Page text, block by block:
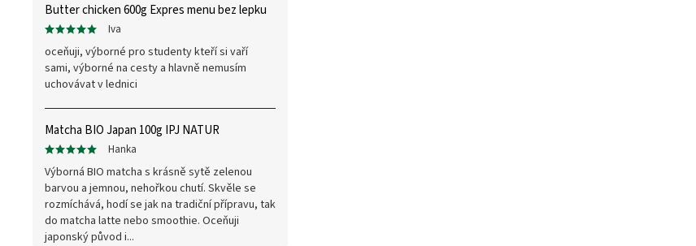
Butter chicken 600g Expres menu bez lepku
Iva
oceňuji, výborné pro studenty kteří si vaří
sami, výborné na cesty a hlavně nemusím
uchovávat v lednici
Matcha BIO Japan 100g IPJ NATUR
Hanka
Výborná BIO matcha s krásně sytě zelenou
barvou a jemnou, nehořkou chutí. Skvěle se
rozmíchává, hodí se jak na tradiční přípravu, tak
do matcha latte nebo smoothie. Oceňuji
japonský původ i...